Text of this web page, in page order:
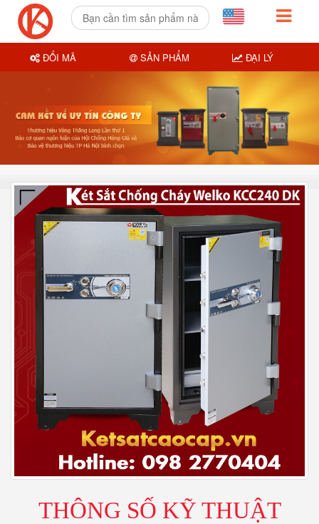
THÔNG SỐ KỸ THUẬT
ĐỔI MÃ SẢN PHẨM ĐẠI LÝ